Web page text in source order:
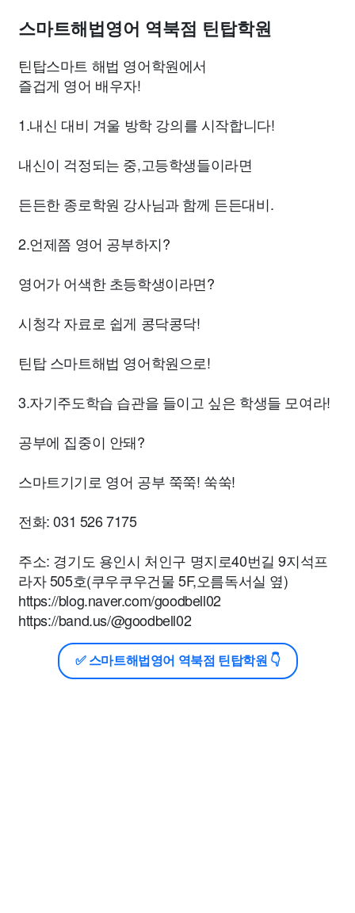
스마트해법영어 역북점 틴탑학원
틴탑스마트 해법 영어학원에서
즐겁게 영어 배우자!
1.내신 대비 겨울 방학 강의를 시작합니다!
내신이 걱정되는 중,고등학생들이라면
든든한 종로학원 강사님과 함께 든든대비.
2.언제쯤 영어 공부하지?
영어가 어색한 초등학생이라면?
시청각 자료로 쉽게 콩닥콩닥!
틴탑 스마트해법 영어학원으로!
3.자기주도학습 습관을 들이고 싶은 학생들 모여라!
공부에 집중이 안돼?
스마트기기로 영어 공부 쭉쭉! 쑥쑥!
전화: 031 526 7175
주소: 경기도 용인시 처인구 명지로40번길 9지석프
라자 505호(쿠우쿠우건물 5F,오름독서실 옆)
https://blog.naver.com/goodbell02
https://band.us/@goodbell02
✅ 스마트해법영어 역북점 틴탑학원 👇